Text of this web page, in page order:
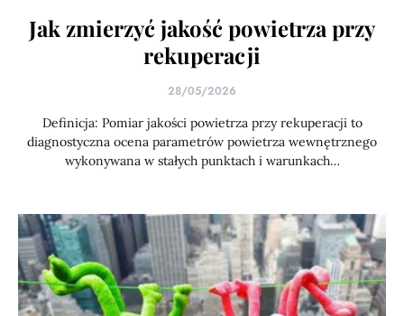
Jak zmierzyć jakość powietrza przy
rekuperacji
28/05/2026
Definicja: Pomiar jakości powietrza przy rekuperacji to
diagnostyczna ocena parametrów powietrza wewnętrznego
wykonywana w stałych punktach i warunkach…